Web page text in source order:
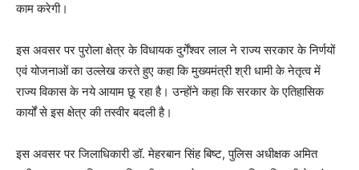
काम करेगी।
इस अवसर पर पुरोला क्षेत्र के विधायक दुर्गेंश्वर लाल ने राज्य सरकार के निर्णयों
एवं योजनाओं का उल्लेख करते हुए कहा कि मुख्यमंत्री श्री धामी के नेतृत्व में
राज्य विकास के नये आयाम छू रहा है। उन्होंने कहा कि सरकार के एतिहासिक
कार्यों से इस क्षेत्र की तस्वीर बदली है।
इस अवसर पर जिलाधिकारी डॉ. मेहरबान सिंह बिष्ट, पुलिस अधीक्षक अमित